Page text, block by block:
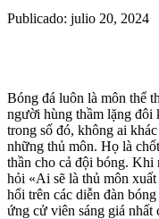
Publicado: julio 20, 2024
Bóng đá luôn là môn thể
người hùng thầm lặng đôi
trong số đó, không ai
những thủ môn. Họ là
thần cho cả đội bóng. Khi
hỏi «Ai sẽ là thủ môn
hổi trên các diễn đàn
ứng cử viên sáng giá nhất